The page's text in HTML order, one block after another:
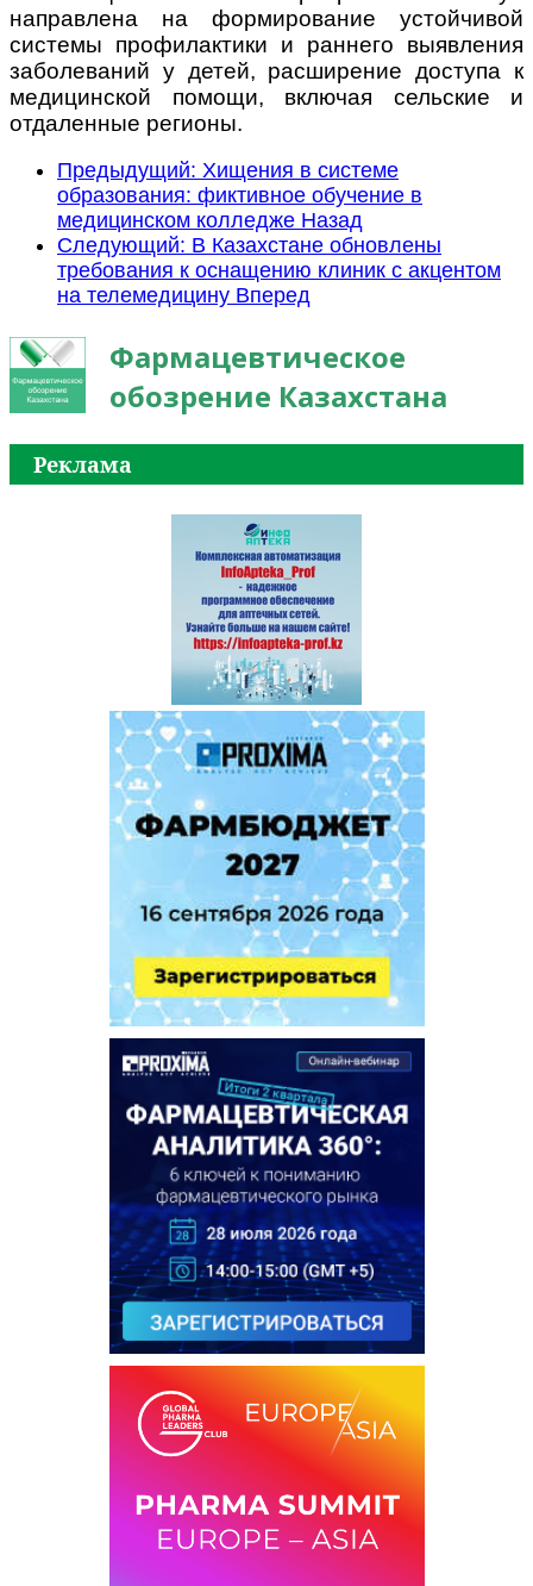
направлена на формирование устойчивой
системы профилактики и раннего выявления
заболеваний у детей, расширение доступа к
медицинской помощи, включая сельские и
отдаленные регионы.
Предыдущий: Хищения в системе
образования: фиктивное обучение в
медицинском колледже Назад
Следующий: В Казахстане обновлены
требования к оснащению клиник с акцентом
на телемедицину Вперед
Фармацевтическое
обозрение Казахстана
Реклама